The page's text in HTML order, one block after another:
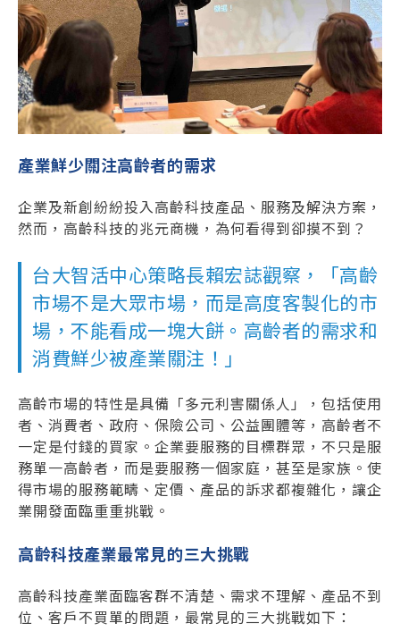
產業鮮少關注高齡者的需求
企業及新創紛紛投入高齡科技產品、服務及解決方案，
然而，高齡科技的兆元商機，為何看得到卻摸不到？
台大智活中心策略長賴宏誌觀察，「高齡
市場不是大眾市場，而是高度客製化的市
場，不能看成一塊大餅。高齡者的需求和
消費鮮少被產業關注！」
高齡市場的特性是具備「多元利害關係人」，包括使用
者、消費者、政府、保險公司、公益團體等，高齡者不
一定是付錢的買家。企業要服務的目標群眾，不只是服
務單一高齡者，而是要服務一個家庭，甚至是家族。使
得市場的服務範疇、定價、產品的訴求都複雜化，讓企
業開發面臨重重挑戰。
高齡科技產業最常見的三大挑戰
高齡科技產業面臨客群不清楚、需求不理解、產品不到
位、客戶不買單的問題，最常見的三大挑戰如下：